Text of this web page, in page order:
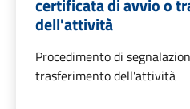
dell'attività
Procedimento di
trasferimento dell'attività